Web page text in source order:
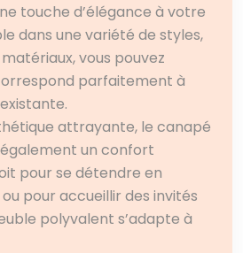
touche d’élégance à votre
dans une variété de styles,
vous pouvez
parfaitement à
attrayante, le canapé
un confort
pour se détendre en
pour accueillir des invités
polyvalent s’adapte à